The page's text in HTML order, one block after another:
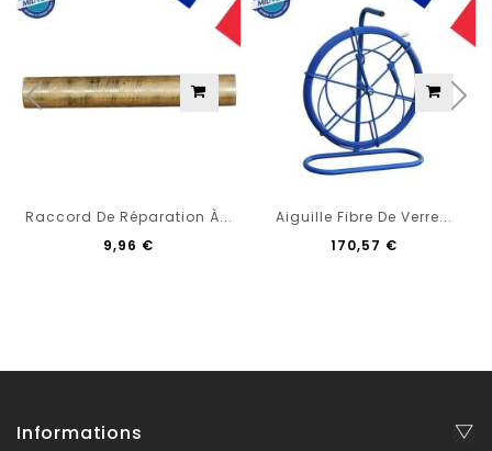
Raccord De Réparation À...
9,96 €
Aiguille Fibre De Verre...
170,57 €
Informations